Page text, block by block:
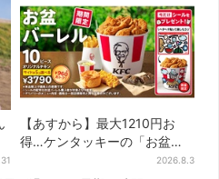
【あすから】最大1210円お
得…ケンタッキーの「お盆パ
ック」、2週間だけ！数量限定
2026.8.3